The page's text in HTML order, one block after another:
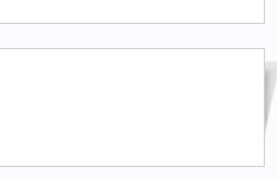
评分、顶功能，作文宝典改版。